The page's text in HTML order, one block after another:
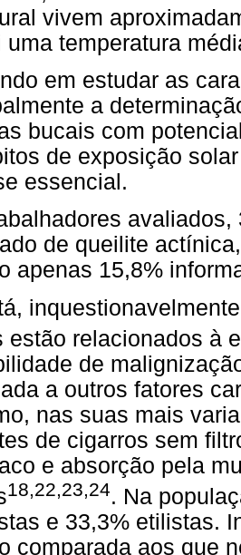
vivem
uma temperatura
em estudar as
a
bucais com
de exposição
essencial.
de queilite
apenas 15,8%
estão relacionados à
de
a outros fatores
nas suas mais
de cigarros sem
e absorção pela
18,22,23,24. Na
e 33,3% etilistas.
comparada aos que